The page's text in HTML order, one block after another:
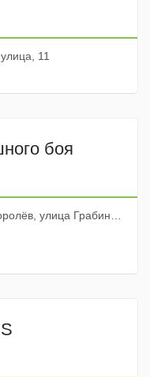
11
боя
улица Грабина, 7